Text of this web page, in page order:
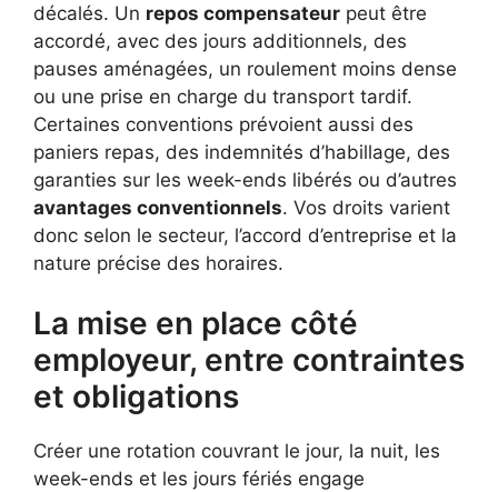
décalés. Un repos compensateur peut être
accordé, avec des jours additionnels, des
pauses aménagées, un roulement moins dense
ou une prise en charge du transport tardif.
Certaines conventions prévoient aussi des
paniers repas, des indemnités d’habillage, des
garanties sur les week-ends libérés ou d’autres
avantages conventionnels. Vos droits varient
donc selon le secteur, l’accord d’entreprise et la
nature précise des horaires.
La mise en place côté
employeur, entre contraintes
et obligations
Créer une rotation couvrant le jour, la nuit, les
week-ends et les jours fériés engage